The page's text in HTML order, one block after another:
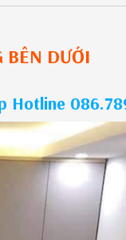
BÊN DƯỚI
Hotline